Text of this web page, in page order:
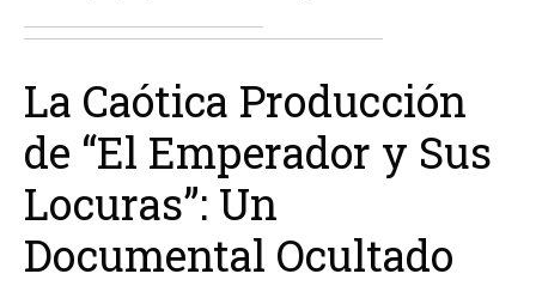
La Caótica Producción
de “El Emperador y Sus
Locuras”: Un
Documental Ocultado